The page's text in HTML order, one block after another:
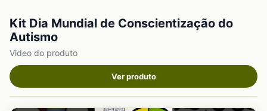
Kit Dia Mundial de Conscientização do
Autismo
Video do produto
Ver produto